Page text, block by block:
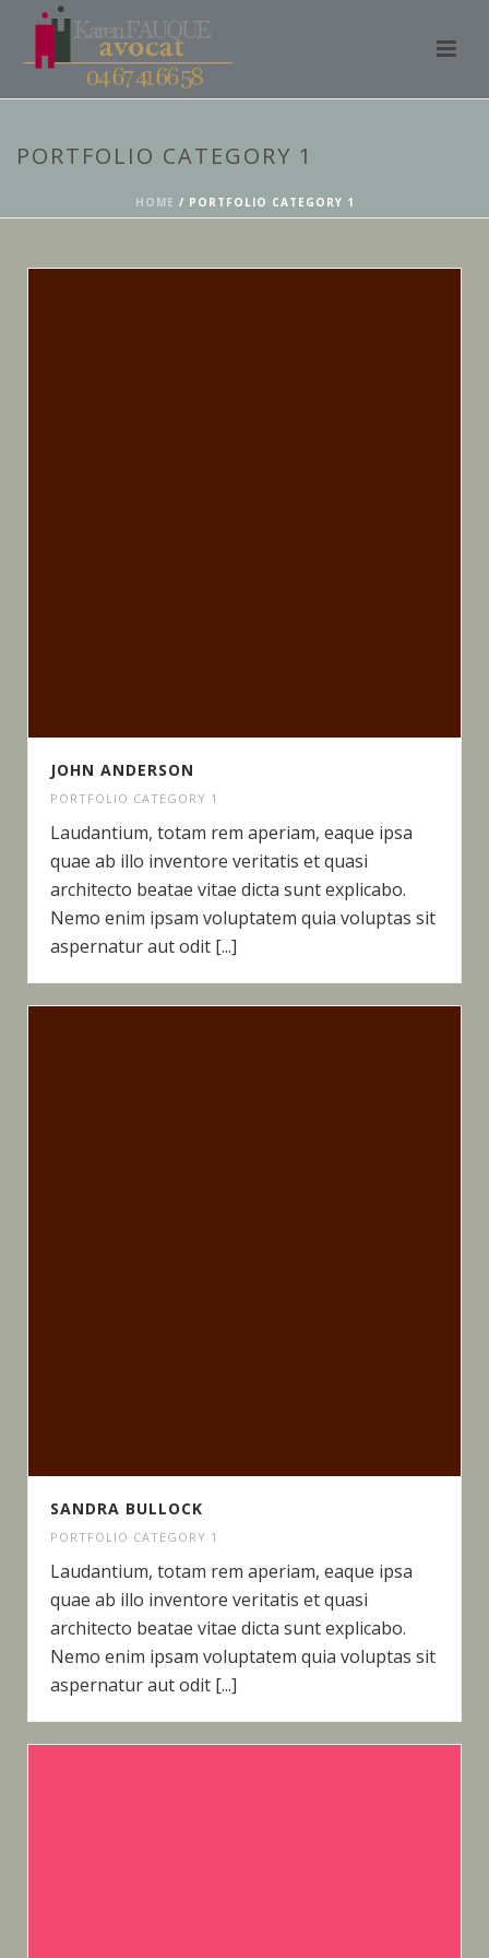
PORTFOLIO CATEGORY 1
HOME / PORTFOLIO CATEGORY 1
JOHN ANDERSON
PORTFOLIO CATEGORY 1
Laudantium, totam rem aperiam, eaque ipsa
quae ab illo inventore veritatis et quasi
architecto beatae vitae dicta sunt explicabo.
Nemo enim ipsam voluptatem quia voluptas sit
aspernatur aut odit [...]
SANDRA BULLOCK
PORTFOLIO CATEGORY 1
Laudantium, totam rem aperiam, eaque ipsa
quae ab illo inventore veritatis et quasi
architecto beatae vitae dicta sunt explicabo.
Nemo enim ipsam voluptatem quia voluptas sit
aspernatur aut odit [...]